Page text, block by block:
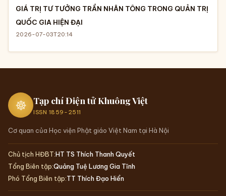
GIÁ TRỊ TƯ TƯỞNG TRẦN NHÂN TÔNG TRONG QUẢN TRỊ
QUỐC GIA HIỆN ĐẠI
2026-07-03T20:14
☸ Tạp chí Điện tử Khuông Việt
ISSN 1859-2511
Cơ quan của Học viện Phật giáo Việt Nam tại Hà Nội
Chủ tịch HĐBT: HT TS Thích Thanh Quyết
Tổng Biên tập:Quảng Tuệ Lương Gia Tĩnh
Phó Tổng Biên tập:TT Thích Đạo Hiển